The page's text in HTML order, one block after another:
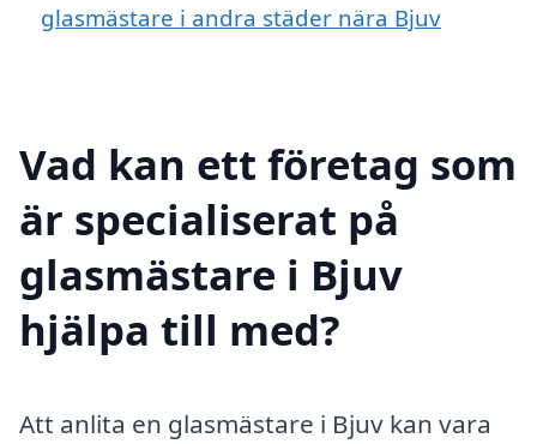
glasmästare i andra städer nära Bjuv
Vad kan ett företag som
är specialiserat på
glasmästare i Bjuv
hjälpa till med?
Att anlita en glasmästare i Bjuv kan vara